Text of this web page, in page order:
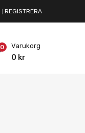
REGISTRERA
Varukorg
0 kr
0